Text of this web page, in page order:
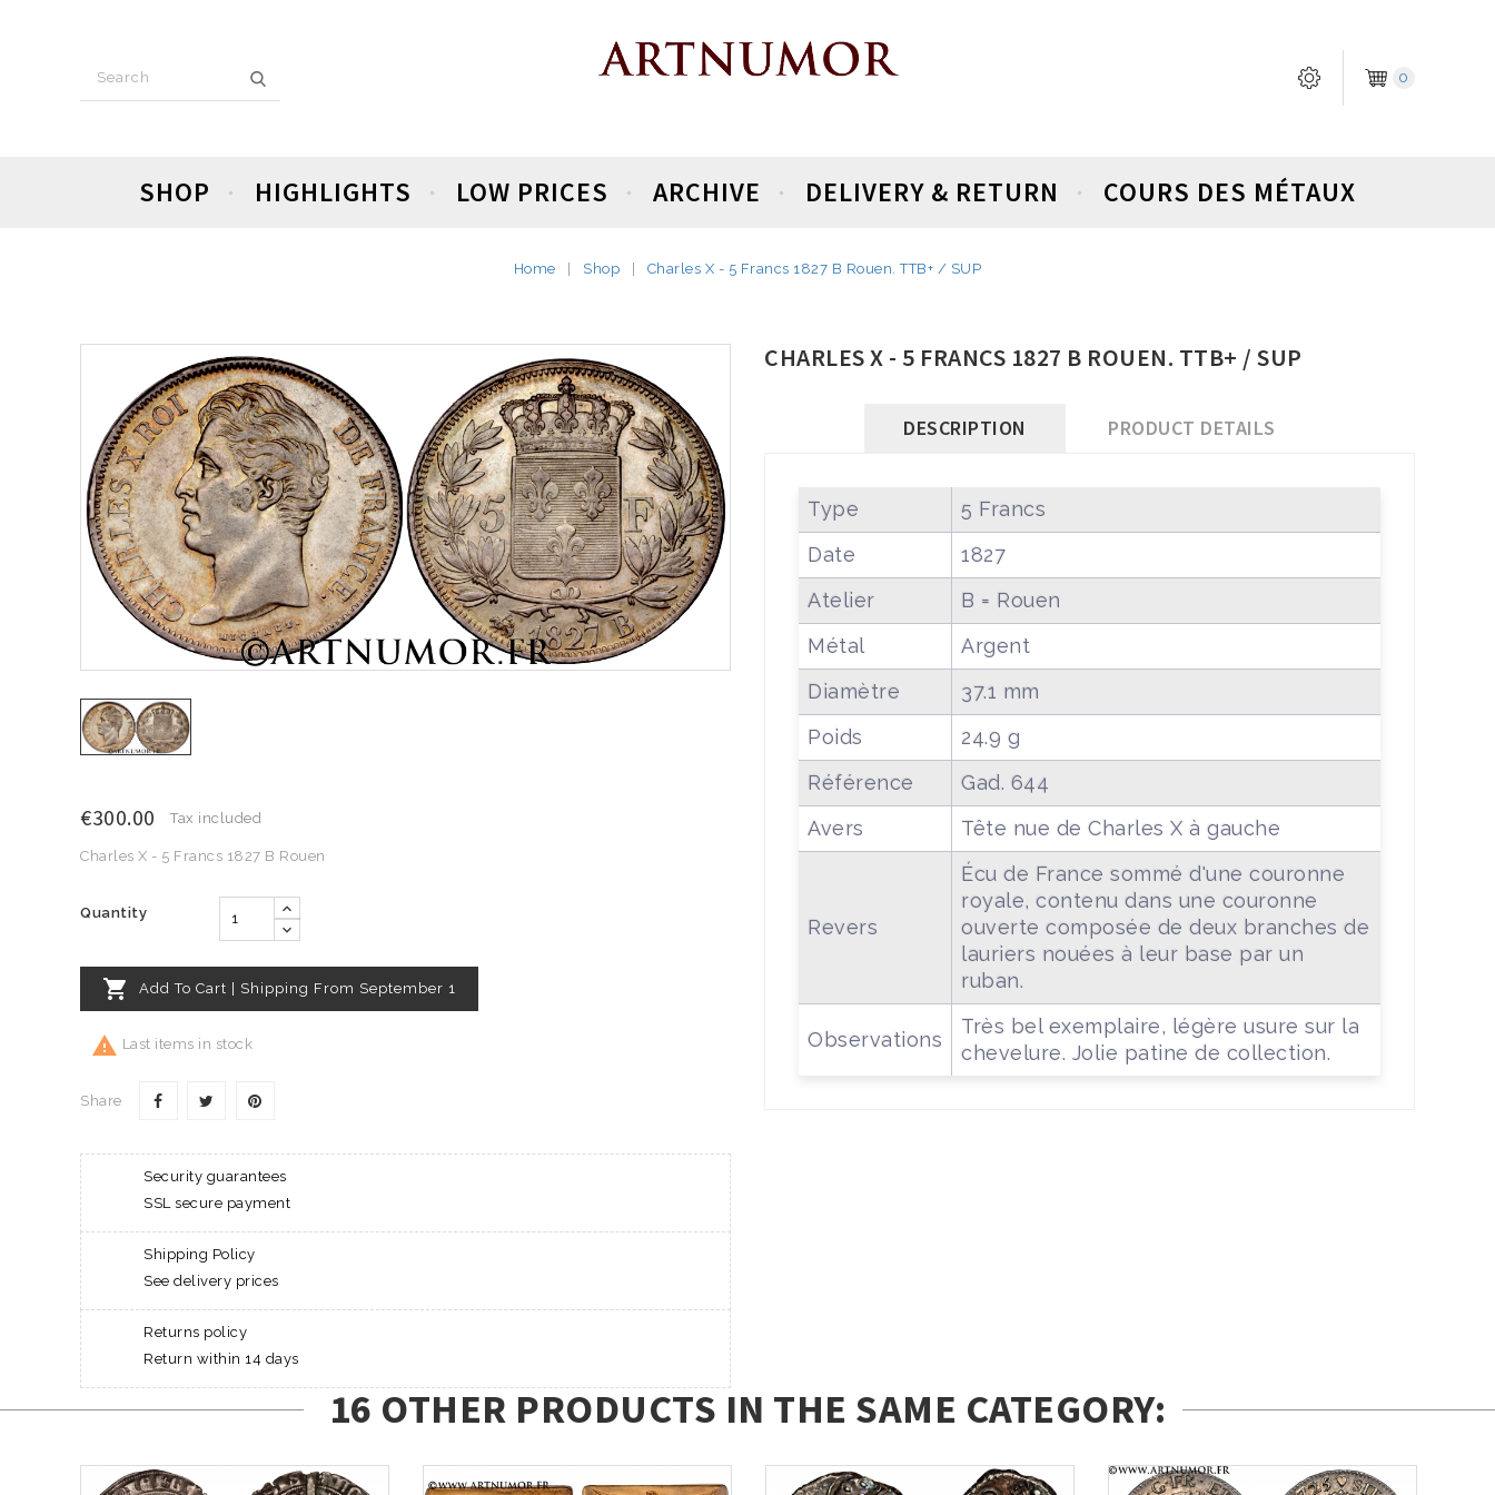
0
SHOP HIGHLIGHTS LOW PRICES ARCHIVE DELIVERY & RETURN COURS DES MÉTAUX
Home Shop Charles X - 5 Francs 1827 B Rouen. TTB+ / SUP
€300.00 Tax included
Charles X - 5 Francs 1827 B Rouen
Quantity
 Add To Cart | Shipping From September 1
 Last items in stock
Share
Security guarantees
SSL secure payment
Shipping Policy
See delivery prices
Returns policy
Return within 14 days
CHARLES X - 5 FRANCS 1827 B ROUEN. TTB+ / SUP
DESCRIPTION PRODUCT DETAILS
Type
5 Francs
Date
1827
Atelier
B = Rouen
Métal
Argent
Diamètre
37.1 mm
Poids
24.9 g
Référence
Gad. 644
Avers
Tête nue de Charles X à gauche
Revers
Écu de France sommé d'une couronne
royale, contenu dans une couronne
ouverte composée de deux branches de
lauriers nouées à leur base par un
ruban.
Observations
Très bel exemplaire, légère usure sur la
chevelure. Jolie patine de collection.
16 OTHER PRODUCTS IN THE SAME CATEGORY: